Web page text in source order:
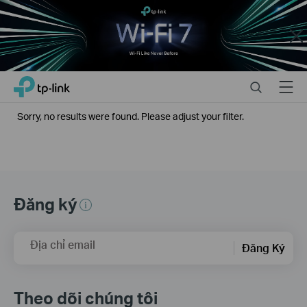
Close
ClickTP-Link, Reliably Smart SearchMenu
Sorry, no results were found. Please adjust your filter.
Đăng ký
Địa chỉ email Đăng Ký
Theo dõi chúng tôi